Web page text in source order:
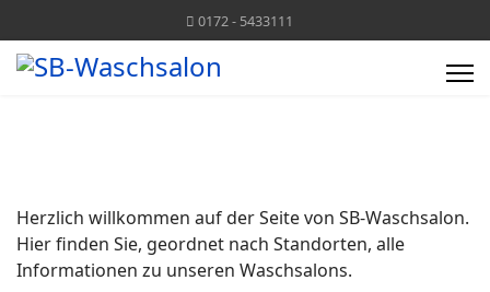
0172 - 5433111
Herzlich willkommen auf der Seite von SB-Waschsalon.
Hier finden Sie, geordnet nach Standorten, alle
Informationen zu unseren Waschsalons.